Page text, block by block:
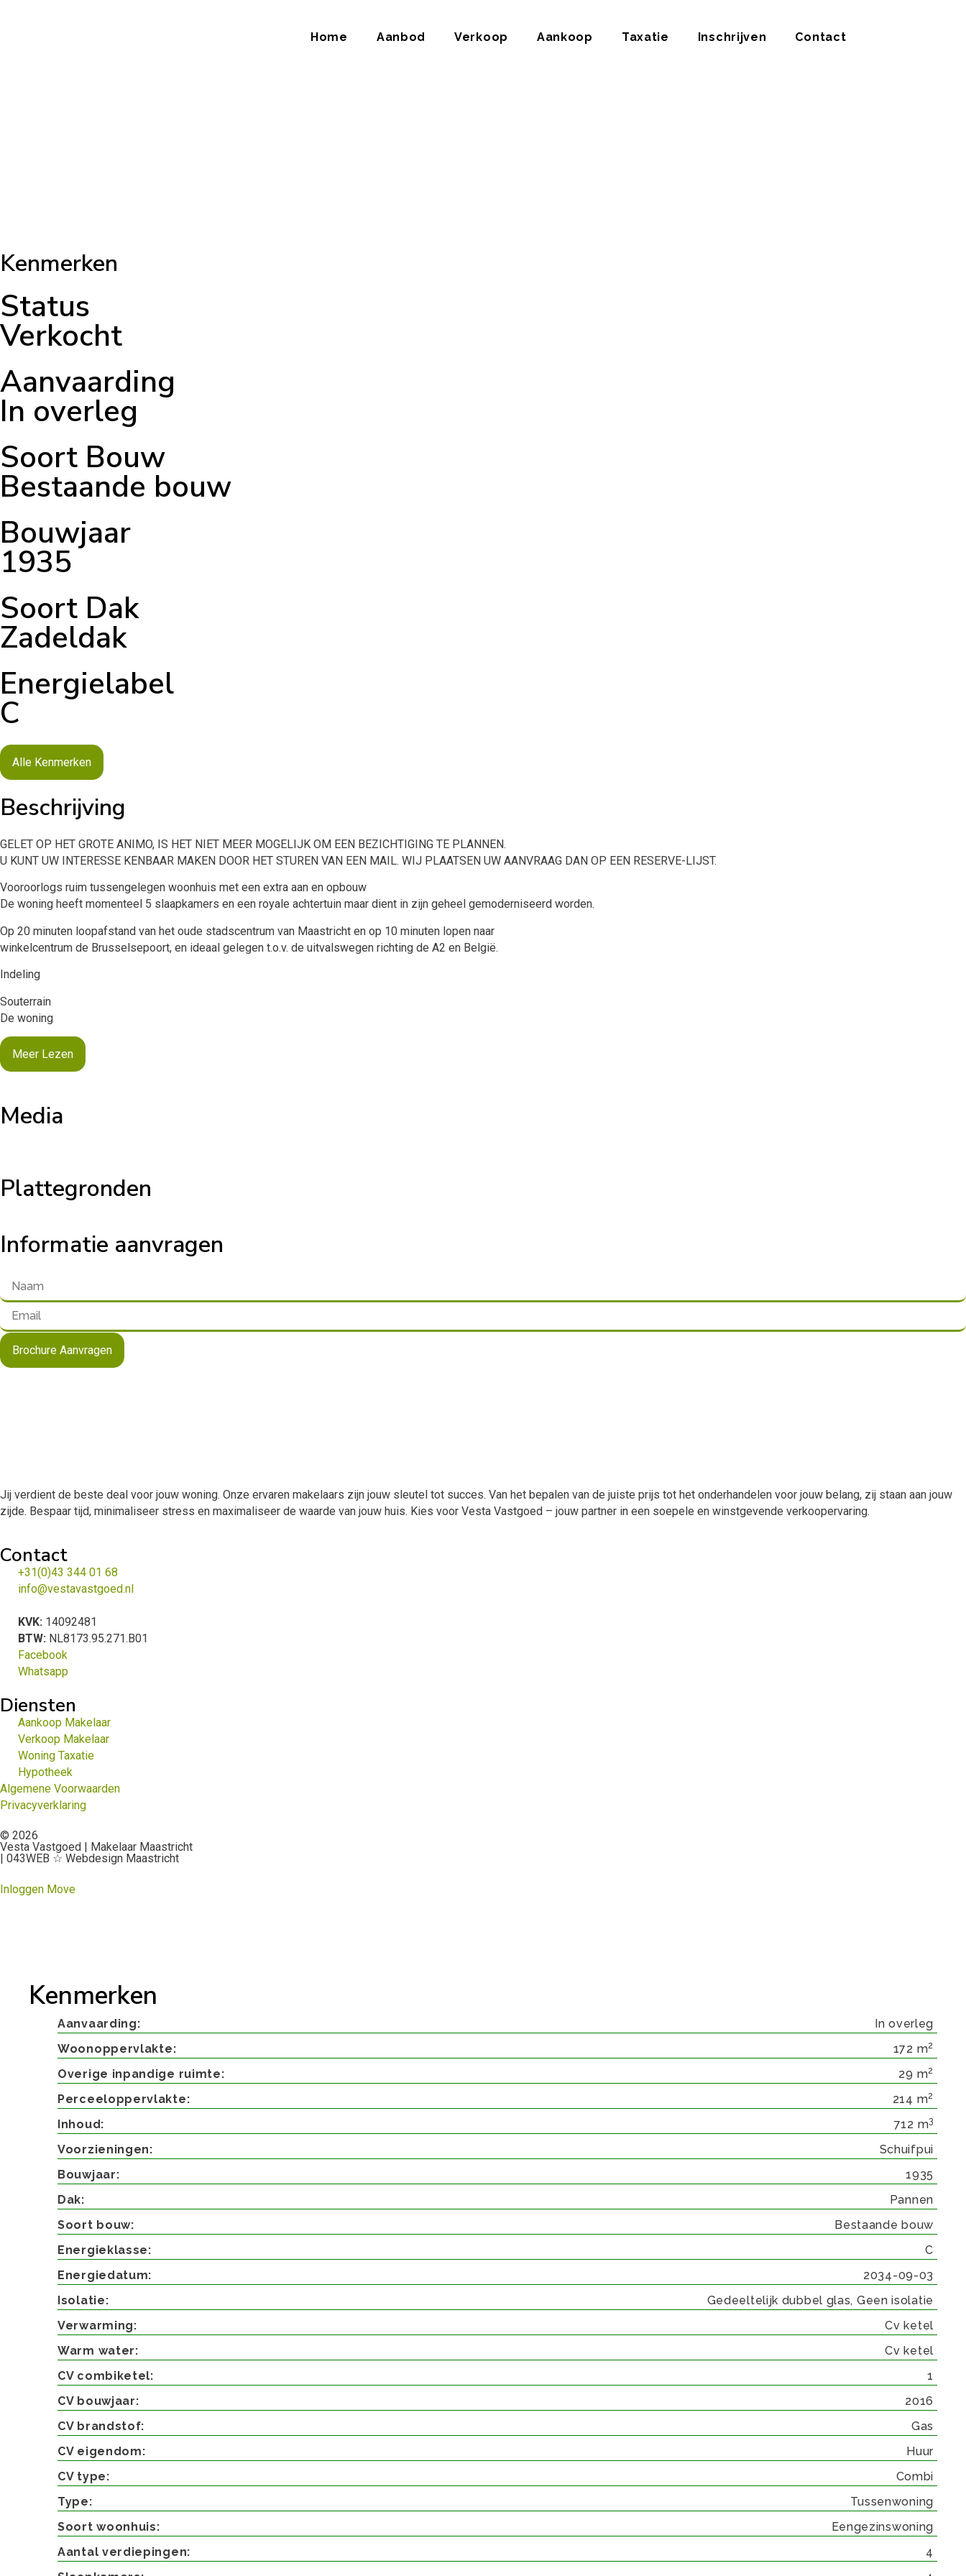
Home Aanbod Verkoop Aankoop Taxatie Inschrijven Contact
Kenmerken
Status
Verkocht
Aanvaarding
In overleg
Soort Bouw
Bestaande bouw
Bouwjaar
1935
Soort Dak
Zadeldak
Energielabel
C
Alle Kenmerken
Beschrijving
GELET OP HET GROTE ANIMO, IS HET NIET MEER MOGELIJK OM EEN BEZICHTIGING TE PLANNEN.
U KUNT UW INTERESSE KENBAAR MAKEN DOOR HET STUREN VAN EEN MAIL. WIJ PLAATSEN UW AANVRAAG DAN OP EEN RESERVE-LIJST.
Vooroorlogs ruim tussengelegen woonhuis met een extra aan en opbouw
De woning heeft momenteel 5 slaapkamers en een royale achtertuin maar dient in zijn geheel gemoderniseerd worden.
Op 20 minuten loopafstand van het oude stadscentrum van Maastricht en op 10 minuten lopen naar
winkelcentrum de Brusselsepoort, en ideaal gelegen t.o.v. de uitvalswegen richting de A2 en België.
Indeling
Souterrain
De woning
Meer Lezen
Media
Plattegronden
Informatie aanvragen
Brochure Aanvragen
Jij verdient de beste deal voor jouw woning. Onze ervaren makelaars zijn jouw sleutel tot succes. Van het bepalen van de juiste prijs tot het onderhandelen voor jouw belang, zij staan aan jouw
zijde. Bespaar tijd, minimaliseer stress en maximaliseer de waarde van jouw huis. Kies voor Vesta Vastgoed – jouw partner in een soepele en winstgevende verkoopervaring.
Contact
+31(0)43 344 01 68
info@vestavastgoed.nl
KVK: 14092481
BTW: NL8173.95.271.B01
Facebook
Whatsapp
Diensten
Aankoop Makelaar
Verkoop Makelaar
Woning Taxatie
Hypotheek
Algemene Voorwaarden
Privacyverklaring
© 2026
Vesta Vastgoed | Makelaar Maastricht
| 043WEB ☆ Webdesign Maastricht
Inloggen Move
Kenmerken
Aanvaarding
In overleg
Woonoppervlakte
172 m2
Overige inpandige ruimte 29 m2
Perceeloppervlakte 214 m2
Inhoud 712 m3
Voorzieningen
Schuifpui
Bouwjaar
1935
Dak
Pannen
Soort bouw
Bestaande bouw
Energieklasse
C
Energiedatum
2034-09-03
Isolatie
Gedeeltelijk dubbel glas, Geen isolatie
Verwarming
Cv ketel
Warm water
Cv ketel
CV combiketel
1
CV bouwjaar
2016
CV brandstof
Gas
CV eigendom
Huur
CV type
Combi
Type
Tussenwoning
Soort woonhuis
Eengezinswoning
Aantal verdiepingen
4